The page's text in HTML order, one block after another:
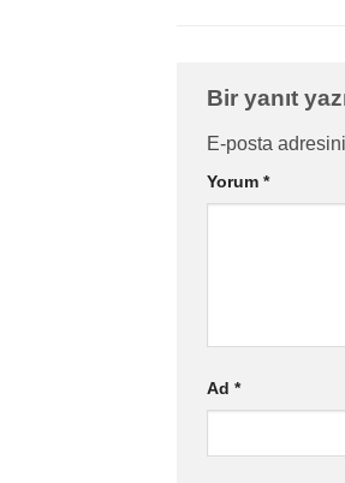
Bir yanıt
E-posta
Yorum *
Ad *